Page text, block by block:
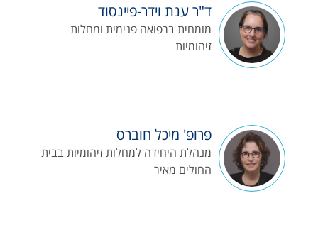
ד"ר ענת וידר-פיינסוד
מומחית ברפואה פנימית ומחלות
זיהומיות
פרופ' מיכל חוברס
מנהלת היחידה למחלות זיהומיות בבית
החולים מאיר